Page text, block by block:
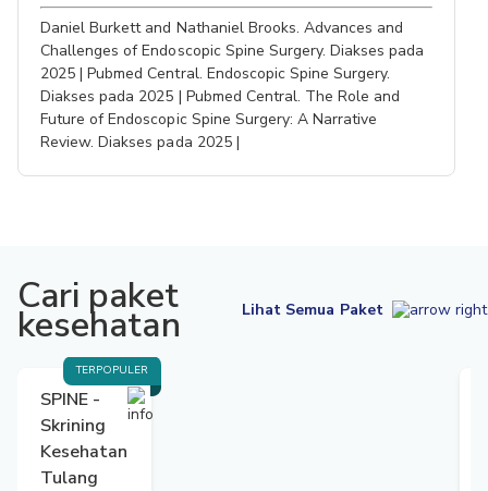
Daniel Burkett and Nathaniel Brooks. Advances and
Challenges of Endoscopic Spine Surgery. Diakses pada
2025 | Pubmed Central. Endoscopic Spine Surgery.
Diakses pada 2025 | Pubmed Central. The Role and
Future of Endoscopic Spine Surgery: A Narrative
Review. Diakses pada 2025 |
Cari paket
kesehatan Lihat Semua Paket
TERPOPULER
SPINE -
Skrining
Kesehatan
Tulang